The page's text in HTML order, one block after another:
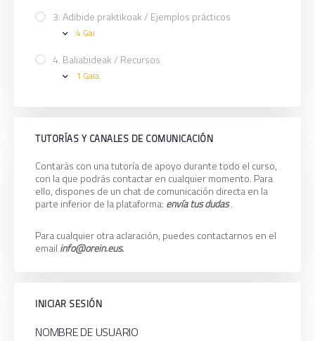
la
3. Adibide praktikoak / Ejemplos prácticos
Expand
3.
praktikoak
Ejemplos
4 Gai
4. Baliabideak / Recursos
Expand
4.
Recursos
1 Gaia
TUTORÍAS Y CANALES DE COMUNICACIÓN
Contarás con una tutoría de apoyo durante todo el curso,
con la que podrás contactar en cualquier momento. Para
ello, dispones de un chat de comunicación directa en la
parte inferior de la plataforma: envía tus dudas.
Para cualquier otra aclaración, puedes contactarnos en el
email info@orein.eus.
INICIAR SESIÓN
NOMBRE DE USUARIO